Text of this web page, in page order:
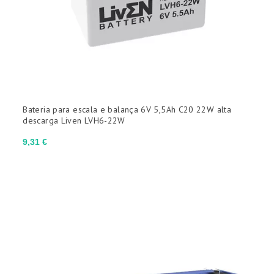
Preço
9,31 €
Bateria para escala e balança 6V 5,5Ah C20 22W alta
descarga Liven LVH6-22W